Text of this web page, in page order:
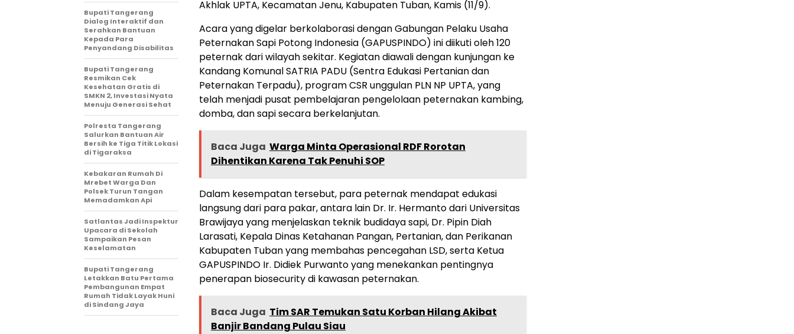
Akhlak UPTA, Kecamatan Jenu, Kabupaten Tuban, Kamis (11/9).
Acara yang digelar berkolaborasi dengan Gabungan Pelaku Usaha
Peternakan Sapi Potong Indonesia (GAPUSPINDO) ini diikuti oleh 120
peternak dari wilayah sekitar. Kegiatan diawali dengan kunjungan ke
Kandang Komunal SATRIA PADU (Sentra Edukasi Pertanian dan
Peternakan Terpadu), program CSR unggulan PLN NP UPTA, yang
telah menjadi pusat pembelajaran pengelolaan peternakan kambing,
domba, dan sapi secara berkelanjutan.
Baca Juga Warga Minta Operasional RDF Rorotan
Dihentikan Karena Tak Penuhi SOP
Dalam kesempatan tersebut, para peternak mendapat edukasi
langsung dari para pakar, antara lain Dr. Ir. Hermanto dari Universitas
Brawijaya yang menjelaskan teknik budidaya sapi, Dr. Pipin Diah
Larasati, Kepala Dinas Ketahanan Pangan, Pertanian, dan Perikanan
Kabupaten Tuban yang membahas pencegahan LSD, serta Ketua
GAPUSPINDO Ir. Didiek Purwanto yang menekankan pentingnya
penerapan biosecurity di kawasan peternakan.
Baca Juga Tim SAR Temukan Satu Korban Hilang Akibat
Banjir Bandang Pulau Siau
Bupati Tangerang
Dialog Interaktif dan
Serahkan Bantuan
Kepada Para
Penyandang Disabilitas
‎Bupati Tangerang
Resmikan Cek
Kesehatan Gratis di
SMKN 2, Investasi Nyata
Menuju Generasi Sehat
Polresta Tangerang
Salurkan Bantuan Air
Bersih ke Tiga Titik Lokasi
di Tigaraksa
Kebakaran Rumah Di
Mrebet Warga Dan
Polsek Turun Tangan
Memadamkan Api
Satlantas Jadi Inspektur
Upacara di Sekolah
Sampaikan Pesan
Keselamatan
Bupati Tangerang
Letakkan Batu Pertama
Pembangunan Empat
Rumah Tidak Layak Huni
di Sindang Jaya